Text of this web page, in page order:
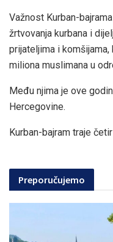
Važnost Kurban-
žrtvovanja kurbana i
prijateljima i
miliona muslimana u
Među njima je ove
Hercegovine.
Kurban-bajram traje
Preporučujemo